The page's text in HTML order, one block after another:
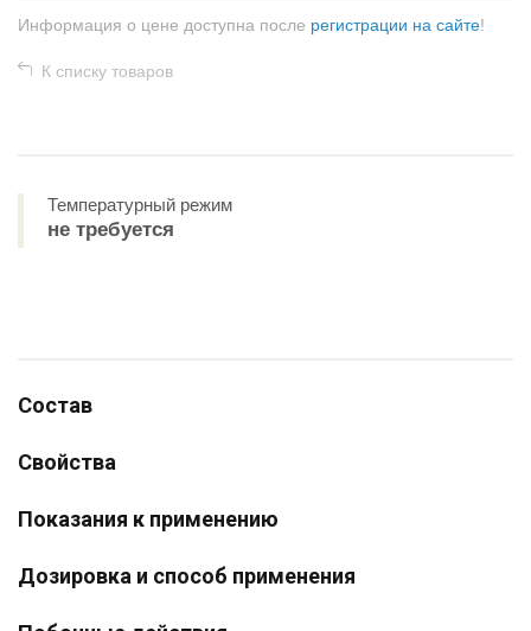
Информация о цене доступна после регистрации на сайте!
К списку товаров
Температурный режим
не требуется
Состав
Свойства
Показания к применению
Дозировка и способ применения